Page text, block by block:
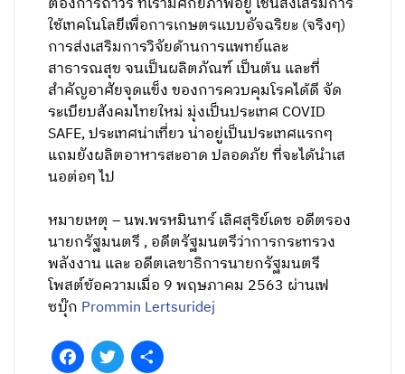
7. “ลงทุนเพื่ออนาคต” เร่งรัดปรับการทำงานของ
รัฐ ผ่านระบบไร้สัมผัสและ online ทำงานให้เร็ว
โปร่งใส ตรวจสอบได้ โดยไม่ต้องเสียเวลาเดินทาง
มาที่หน่วยราชการ รอคิว กรอกแบบฟอร์ม รอเจ้า
หน้าที่ตรวจสอบ แล้วมารอฟังผลในสัปดาห์ถัดไป
ฐานข้อมูลบุคคลเชื่อมโยงกัน ไม่ต้องกรอกแล้ว
กรอกอีกเหมือนโครงการเยียวยาต่างๆ ขณะนี้
หรือปรับการใช้เทคโนโลยีเพื่อการผลิตด้านอาหาร
ปลอดภัยและสุขภาพปลอดภัย ซึ่งเป็นความ
ต้องการถาวร ที่เรามีศักยภาพอยู่ เช่นส่งเสริมการ
ใช้เทคโนโลยีเพื่อการเกษตรแบบอัจฉริยะ (จริงๆ)
การส่งเสริมการวิจัยด้านการแพทย์และ
สาธารณสุข จนเป็นผลิตภัณฑ์ เป็นต้น และที่
สำคัญอาศัยจุดแข็ง ของการควบคุมโรคได้ดี จัด
ระเบียบสังคมไทยใหม่ มุ่งเป็นประเทศ COVID
SAFE, ประเทศน่าเที่ยว น่าอยู่เป็นประเทศแรกๆ
แถมยังผลิตอาหารสะอาด ปลอดภัย ที่จะได้นำเส